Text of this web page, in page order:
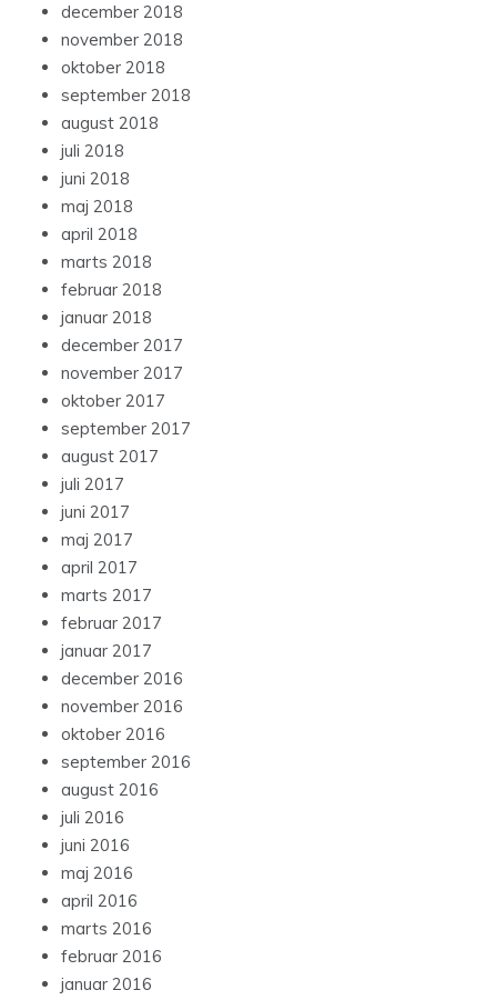
december 2018
november 2018
oktober 2018
september 2018
august 2018
juli 2018
juni 2018
maj 2018
april 2018
marts 2018
februar 2018
januar 2018
december 2017
november 2017
oktober 2017
september 2017
august 2017
juli 2017
juni 2017
maj 2017
april 2017
marts 2017
februar 2017
januar 2017
december 2016
november 2016
oktober 2016
september 2016
august 2016
juli 2016
juni 2016
maj 2016
april 2016
marts 2016
februar 2016
januar 2016